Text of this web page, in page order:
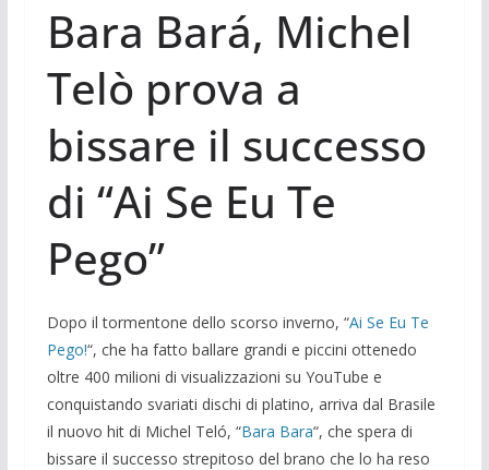
Bara Bará, Michel
Telò prova a
bissare il successo
di “Ai Se Eu Te
Pego”
Dopo il tormentone dello scorso inverno, “Ai Se Eu Te
Pego!“, che ha fatto ballare grandi e piccini ottenedo
oltre 400 milioni di visualizzazioni su YouTube e
conquistando svariati dischi di platino, arriva dal Brasile
il nuovo hit di Michel Teló, “Bara Bara“, che spera di
bissare il successo strepitoso del brano che lo ha reso